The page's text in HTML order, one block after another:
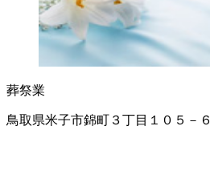
葬祭業
鳥取県米子市錦町３丁目１０５－６